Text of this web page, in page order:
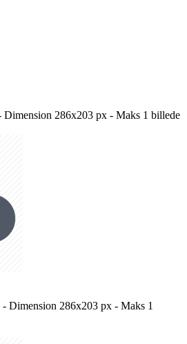
286x203 px - Maks 1 billede
Dimension 286x203 px - Maks 1